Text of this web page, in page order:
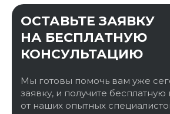
ОСТАВЬТЕ ЗАЯВКУ
НА БЕСПЛАТНУЮ
КОНСУЛЬТАЦИЮ
Мы готовы помочь вам уже
заявку, и получите бесплатную
от наших опытных